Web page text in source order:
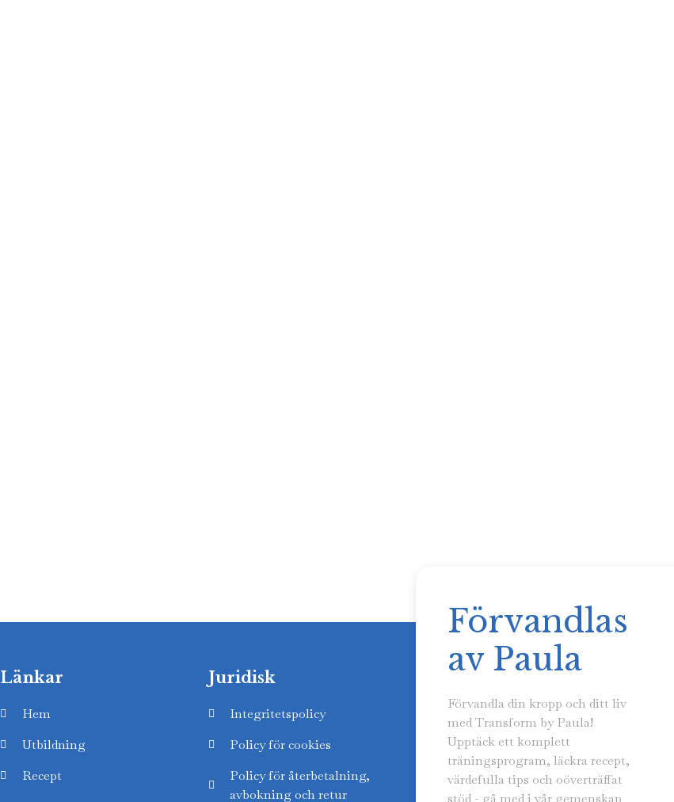
Länkar
Hem
Utbildning
Recept
Juridisk
Integritetspolicy
Policy för cookies
Policy för återbetalning,
avbokning och retur
Förvandlas
av Paula
Förvandla din kropp och ditt liv
med Transform by Paula!
Upptäck ett komplett
träningsprogram, läckra recept,
värdefulla tips och oöverträffat